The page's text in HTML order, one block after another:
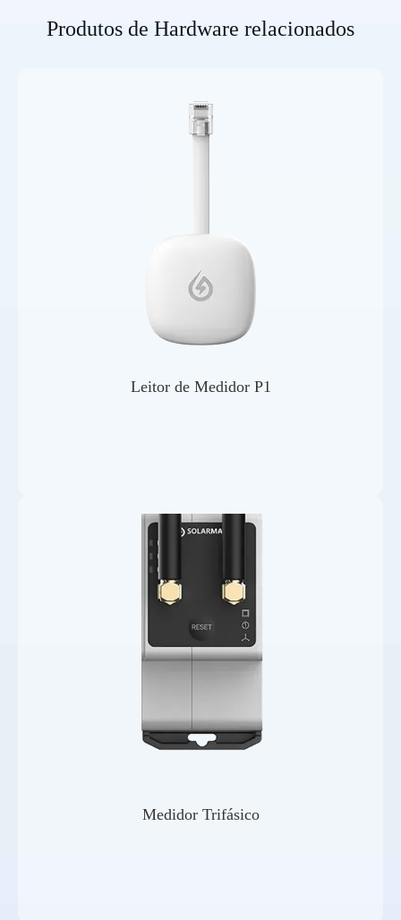
Produtos de Hardware relacionados
Leitor de Medidor P1
Medidor Trifásico